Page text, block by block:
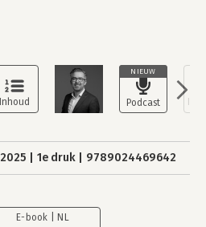
NIEUW
2025 1e druk 9789024469642
E-book | NL